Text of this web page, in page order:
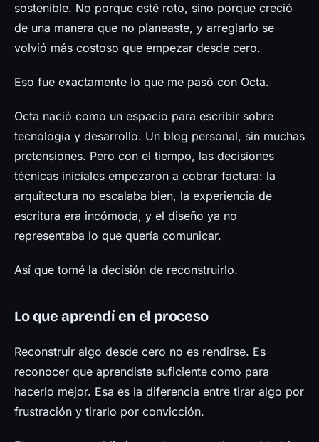
sostenible. No porque esté roto, sino porque creció
de una manera que no planeaste, y arreglarlo se
volvió más costoso que empezar desde cero.
Eso fue exactamente lo que me pasó con Octa.
Octa nació como un espacio para escribir sobre
tecnología y desarrollo. Un blog personal, sin muchas
pretensiones. Pero con el tiempo, las decisiones
técnicas iniciales empezaron a cobrar factura: la
arquitectura no escalaba bien, la experiencia de
escritura era incómoda, y el diseño ya no
representaba lo que quería comunicar.
Así que tomé la decisión de reconstruirlo.
Lo que aprendí en el proceso
Reconstruir algo desde cero no es rendirse. Es
reconocer que aprendiste suficiente como para
hacerlo mejor. Esa es la diferencia entre tirar algo por
frustración y tirarlo por convicción.